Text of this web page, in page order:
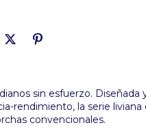
sin esfuerzo. Diseñada
rendimiento, la serie liviana
convencionales.